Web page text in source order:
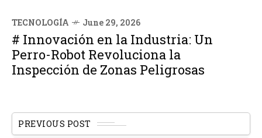
TECNOLOGÍA June 29, 2026
# Innovación en la Industria: Un
Perro-Robot Revoluciona la
Inspección de Zonas Peligrosas
PREVIOUS POST